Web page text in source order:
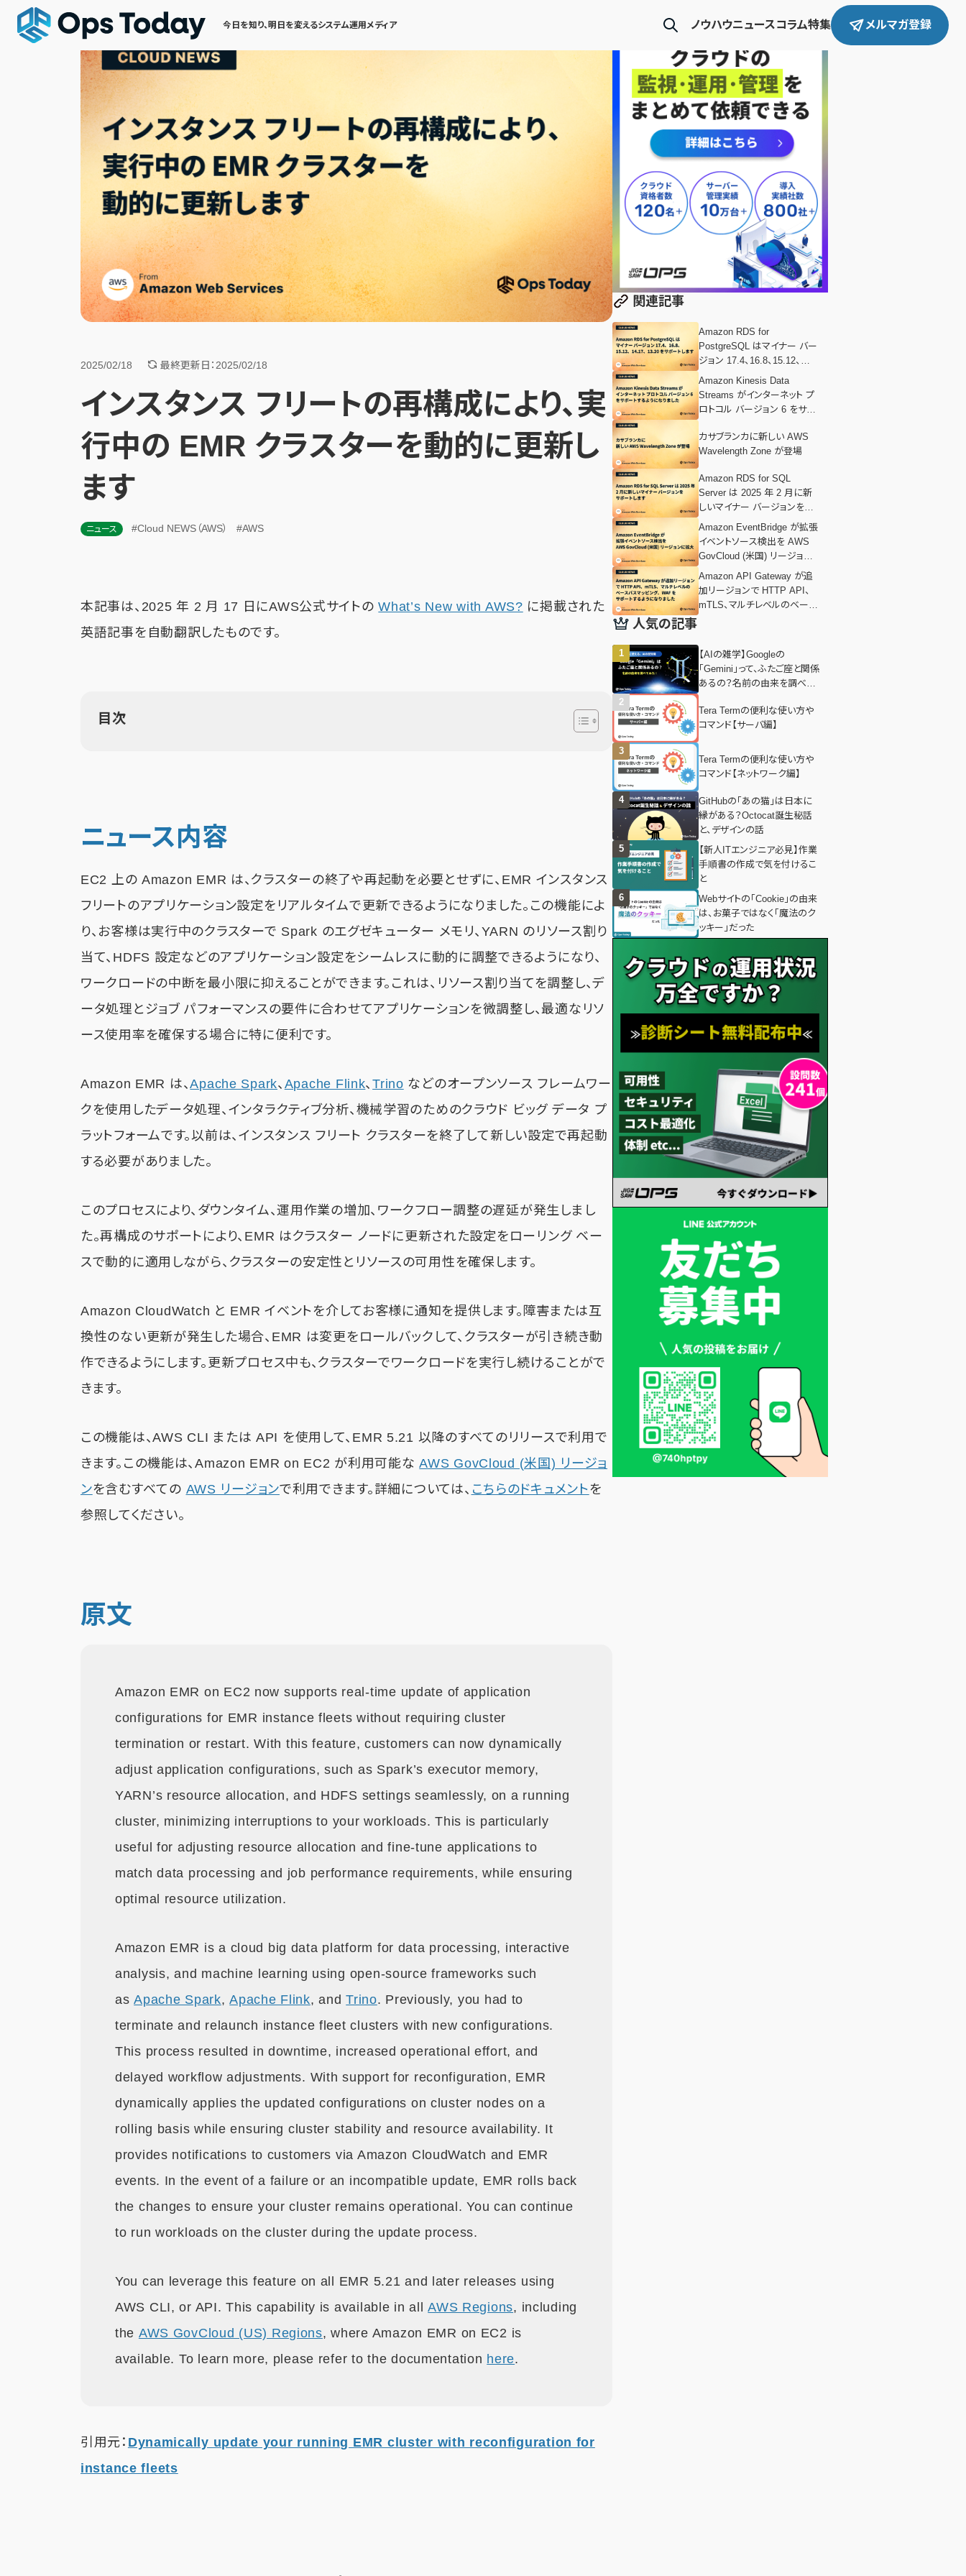
今日を知り、明日を変えるシステム運用メディア ノウハウニュースコラム特集 メルマガ登録
2025/02/18 最終更新日：2025/02/18
インスタンス フリートの再構成により、実
行中の EMR クラスターを動的に更新し
ます
ニュース #Cloud NEWS（AWS） #AWS
本記事は、2025 年 2 月 17 日にAWS公式サイトのWhat’s New with AWS? に掲載された
英語記事を自動翻訳したものです。
目次
ニュース内容
EC2 上の Amazon EMR は、クラスターの終了や再起動を必要とせずに、EMR インスタンス
フリートのアプリケーション設定をリアルタイムで更新できるようになりました。この機能によ
り、お客様は実行中のクラスターで Spark のエグゼキューター メモリ、YARN のリソース割り
当て、HDFS 設定などのアプリケーション設定をシームレスに動的に調整できるようになり、
ワークロードの中断を最小限に抑えることができます。これは、リソース割り当てを調整し、デ
ータ処理とジョブ パフォーマンスの要件に合わせてアプリケーションを微調整し、最適なリソ
ース使用率を確保する場合に特に便利です。
Amazon EMR は、Apache Spark、 Apache Flink、Trino などのオープンソース フレームワー
クを使用したデータ処理、インタラクティブ分析、機械学習のためのクラウド ビッグ データ プ
ラットフォームです。以前は、インスタンス フリート クラスターを終了して新しい設定で再起動
する必要がありました。
このプロセスにより、ダウンタイム、運用作業の増加、ワークフロー調整の遅延が発生しまし
た。再構成のサポートにより、EMR はクラスター ノードに更新された設定をローリング ベー
スで動的に適用しながら、クラスターの安定性とリソースの可用性を確保します。
Amazon CloudWatch と EMR イベントを介してお客様に通知を提供します。障害または互
換性のない更新が発生した場合、EMR は変更をロールバックして、クラスターが引き続き動
作できるようにします。更新プロセス中も、クラスターでワークロードを実行し続けることがで
きます。
この機能は、AWS CLI または API を使用して、EMR 5.21 以降のすべてのリリースで利用で
きます。この機能は、Amazon EMR on EC2 が利用可能なAWS GovCloud (米国) リージョ
ンを含むすべての AWS リージョンで利用できます。詳細については、 こちらのドキュメント を
参照してください。
原文
Amazon EMR on EC2 now supports real-time update of application
configurations for EMR instance fleets without requiring cluster
termination or restart. With this feature, customers can now dynamically
adjust application configurations, such as Spark’s executor memory,
YARN’s resource allocation, and HDFS settings seamlessly, on a running
cluster, minimizing interruptions to your workloads. This is particularly
useful for adjusting resource allocation and fine-tune applications to
match data processing and job performance requirements, while ensuring
optimal resource utilization.
Amazon EMR is a cloud big data platform for data processing, interactive
analysis, and machine learning using open-source frameworks such
asApache Spark,Apache Flink, andTrino. Previously, you had to
terminate and relaunch instance fleet clusters with new configurations.
This process resulted in downtime, increased operational effort, and
delayed workflow adjustments. With support for reconfiguration, EMR
dynamically applies the updated configurations on cluster nodes on a
rolling basis while ensuring cluster stability and resource availability. It
provides notifications to customers via Amazon CloudWatch and EMR
events. In the event of a failure or an incompatible update, EMR rolls back
the changes to ensure your cluster remains operational. You can continue
to run workloads on the cluster during the update process.
You can leverage this feature on all EMR 5.21 and later releases using
AWS CLI, or API. This capability is available in allAWS Regions, including
the AWS GovCloud (US) Regions, where Amazon EMR on EC2 is
available. To learn more, please refer to the documentation here.
引用元： Dynamically update your running EMR cluster with reconfiguration for
instance fleets
関連記事
Amazon RDS for
PostgreSQL はマイナー バー
ジョン 17.4、16.8、15.12、
14.17、13.20 をサポートしま
す
Amazon Kinesis Data
Streams がインターネット プ
ロトコル バージョン 6 をサポ
カサブランカに新しい AWS
Wavelength Zone が登場
Amazon RDS for SQL
Server は 2025 年 2 月に新
しいマイナー バージョンをサ
ポートします
Amazon EventBridge が拡張
イベントソース検出を AWS
GovCloud (米国) リージョン
に拡大
Amazon API Gateway が追
加リージョンで HTTP API、
mTLS、マルチレベルのベース
人気の記事
【AIの雑学】Googleの
「Gemini」って、ふたご座と関係
あるの？名前の由来を調べて
Tera Termの便利な使い方や
コマンド【サーバ編】
Tera Termの便利な使い方や
コマンド【ネットワーク編】
GitHubの「あの猫」は日本に
縁がある？Octocat誕生秘話
と、デザインの話
【新人ITエンジニア必見】作業
手順書の作成で気を付けるこ
と
Webサイトの「Cookie」の由来
は、お菓子ではなく「魔法のク
ッキー」だった